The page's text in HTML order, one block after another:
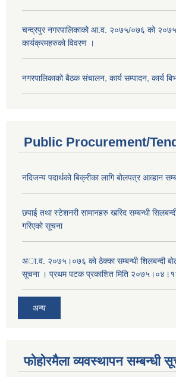
चन्द्रपुर नगरपालिकाको आ.व. २०७५/०७६ को २०७५
कार्यक्रमहरुको विवरण ।
नगरपालिकाको बैठक संचालन, कार्य सम्पादन, कार्य
Public Procurement/
नदिजन्य पदार्थको बिक्रीका लागि बोलपत्र आव्हान
छपाई तथा स्टेशनरी सामानहरु खरिद सम्बन्धी
गरिएको सूचना
अा.व. २०७५।०७६ काे ठेक्का सम्बन्धी शिलबन्दी
सूचना । प्रथम पटक प्रकाशित मिति
अन्य
फोहोरमैला व्यवस्थापन सम्बन्धी